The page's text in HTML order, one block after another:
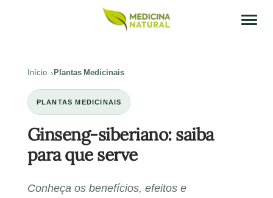
Início Plantas Medicinais
PLANTAS MEDICINAIS
Ginseng-siberiano: saiba
para que serve
Conheça os benefícios, efeitos e